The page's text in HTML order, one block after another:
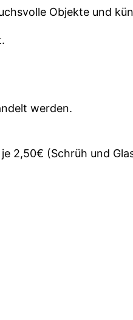
Objekte und
werden.
2,50€ (Schrüh und